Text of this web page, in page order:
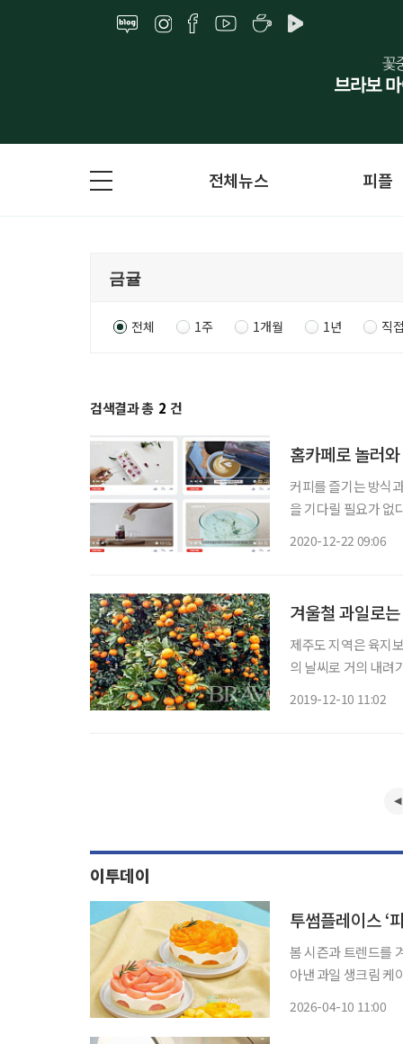
전체뉴스 피플
전체 1주 1개월 1년 직
검색결과 총 2 건
홈카페로 놀러와
커피를 즐기는 방식
을 기다릴 필요가 없
2020-12-22 09:06
겨울철 과일로
제주도 지역은 육지
의 날씨로 거의 내려
2019-12-10 11:02
이투데이
봄 시즌과 트렌드를
아낸 과일 생크림 케
2026-04-10 11:00